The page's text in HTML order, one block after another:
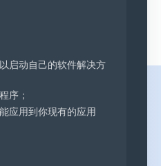
启动自己的软件解决方
序；
应用到你现有的应用